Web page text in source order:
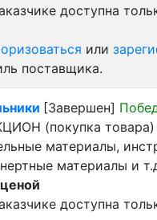
доступна
или
поставщика.
[Завершен]
(покупка товара)
материалы,
материалы и
доступна